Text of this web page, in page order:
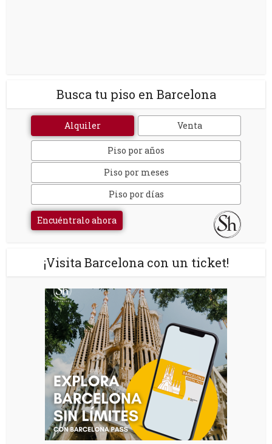
Busca tu piso en Barcelona
Alquiler Venta
Piso por años
Piso por meses
Piso por días
Encuéntralo ahora
¡Visita Barcelona con un ticket!